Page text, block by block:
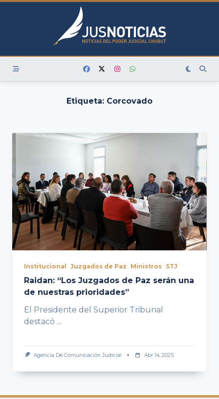
Skip
Etiqueta: Corcovado
Institucional Juzgados de Paz Ministros STJ
Raidan: “Los Juzgados de Paz serán una
de nuestras prioridades”
El Presidente del Superior Tribunal
destacó ...
Agencia De Comunicación Judicial Abr 14, 2025